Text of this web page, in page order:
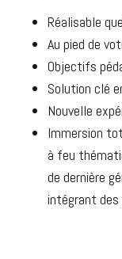
Réalisable
Au pied de
Objectifs
Solution clé
Nouvelle
Immersion
à feu
de dernière
intégrant